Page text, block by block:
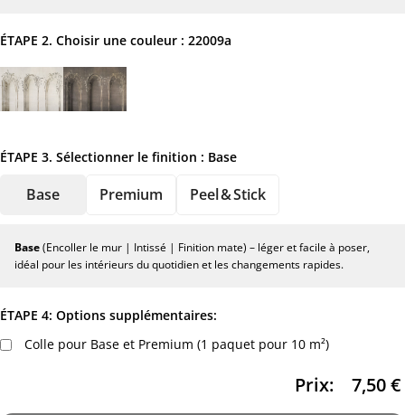
ÉTAPE 2. Choisir une couleur : 22009a
ÉTAPE 3. Sélectionner le finition : Base
Base Premium Peel & Stick
Base(Encoller le mur | Intissé | Finition mate) – léger et facile à poser,
idéal pour les intérieurs du quotidien et les changements rapides.
ÉTAPE 4: Options supplémentaires:
Colle pour Base et Premium (1 paquet pour 10 m²)
Prix: 7,50€